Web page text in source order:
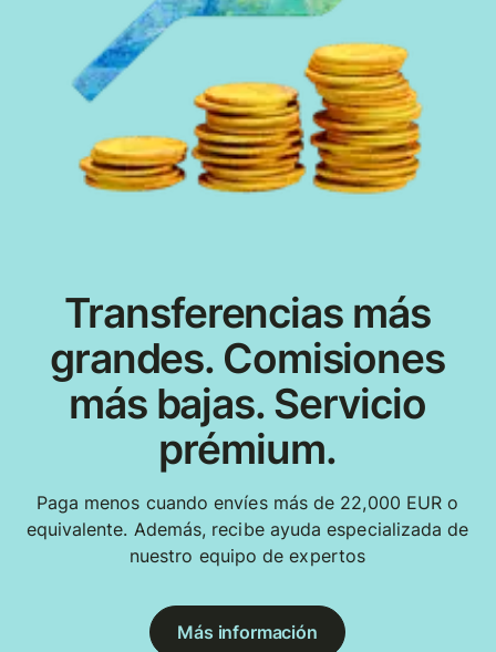
Transferencias más
grandes. Comisiones
más bajas. Servicio
prémium.
Paga menos cuando envíes más de 22,000 EUR o
equivalente. Además, recibe ayuda especializada de
nuestro equipo de expertos
Más información